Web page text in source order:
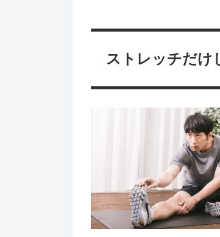
ストレッチだけ